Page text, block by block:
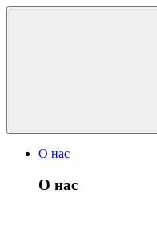
О нас
О нас